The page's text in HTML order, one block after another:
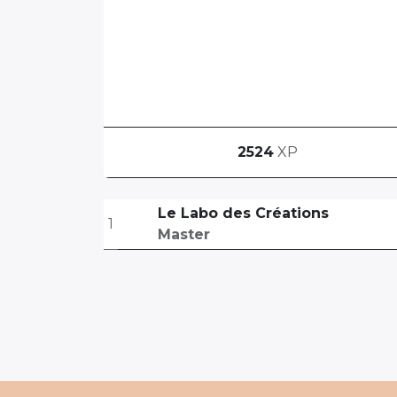
2524 XP
1
Le Labo des Créations
Master